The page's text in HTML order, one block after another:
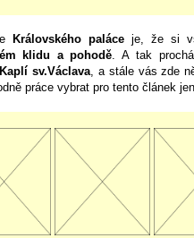
Královského paláce je, že si
klidu a pohodě. A tak
sv.Václava, a stále vás zde
práce vybrat pro tento článek